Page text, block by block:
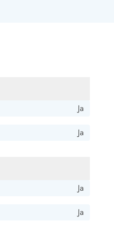
17/11/2025
Ja
Ja
Ja
Ja